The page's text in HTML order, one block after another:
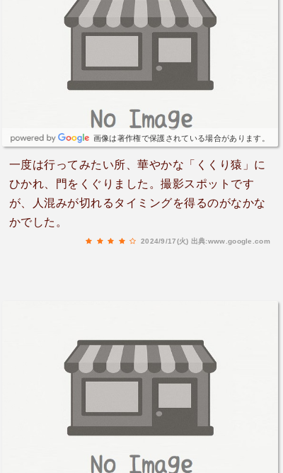
画像は著作権で保護されている場合があります。
一度は行ってみたい所、華やかな「くくり猿」に
ひかれ、門をくぐりました。撮影スポットです
が、人混みが切れるタイミングを得るのがなかな
かでした。
2024/9/17(火) 出典:www.google.com